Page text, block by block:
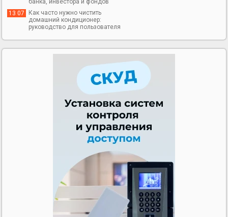
банка, инвестора и фондов
13 07
Как часто нужно чистить
домашний кондиционер:
руководство для пользователя